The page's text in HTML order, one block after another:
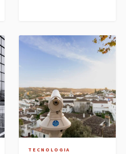
TECNOLOGIA